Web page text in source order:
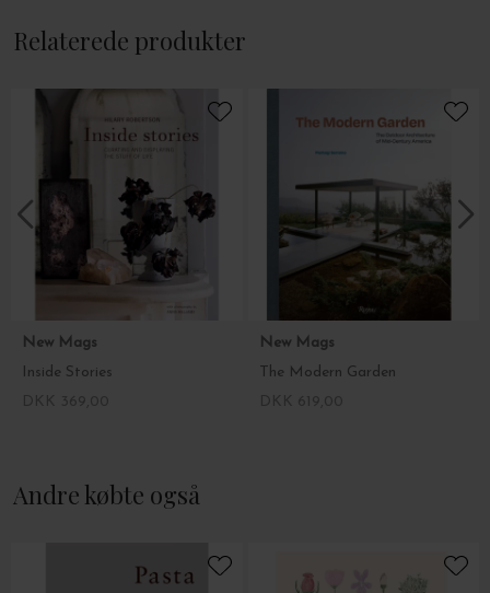
karakterfulde atelierlejlighed, og det tidligere kloster hvor en
siciliansk kunstner bor og arbejder. Med herlige fotografier og
bo-, drømme- og indrette vores eget hjem kreativt.
Bogen er indbundet og indeholder 208 sider.
Relaterede produkter
New Mags
Inside Stories
New Mags
The Modern Garden
Andre købte også